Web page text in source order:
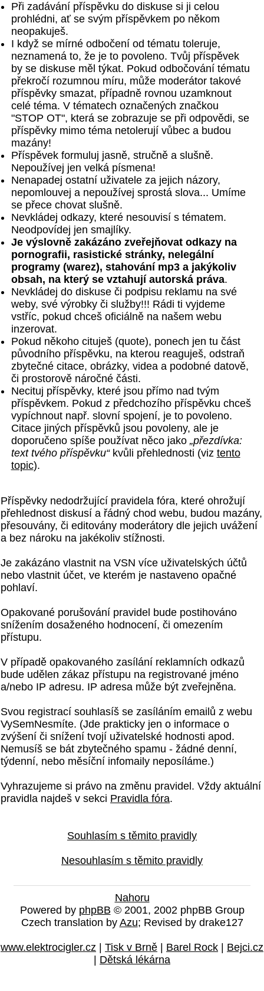
Při zadávání příspěvku do diskuse si ji celou
prohlédni, ať se svým příspěvkem po někom
neopakuješ.
I když se mírné odbočení od tématu toleruje,
neznamená to, že je to povoleno. Tvůj příspěvek
by se diskuse měl týkat. Pokud odbočování tématu
překročí rozumnou míru, může moderátor takové
příspěvky smazat, případně rovnou uzamknout
celé téma. V tématech označených značkou
"STOP OT", která se zobrazuje se při odpovědi, se
příspěvky mimo téma netolerují vůbec a budou
mazány!
Příspěvek formuluj jasně, stručně a slušně.
Nepoužívej jen velká písmena!
Nenapadej ostatní uživatele za jejich názory,
nepomlouvej a nepoužívej sprostá slova... Umíme
se přece chovat slušně.
Nevkládej odkazy, které nesouvisí s tématem.
Neodpovídej jen smajlíky.
Je výslovně zakázáno zveřejňovat odkazy na
pornografii, rasistické stránky, nelegální
programy (warez), stahování mp3 a jakýkoliv
obsah, na který se vztahují autorská práva.
Nevkládej do diskuse či podpisu reklamu na své
weby, své výrobky či služby!!! Rádi ti vyjdeme
vstříc, pokud chceš oficiálně na našem webu
inzerovat.
Pokud někoho cituješ (quote), ponech jen tu část
původního příspěvku, na kterou reaguješ, odstraň
zbytečné citace, obrázky, videa a podobné datově,
či prostorově náročné části.
Necituj příspěvky, které jsou přímo nad tvým
příspěvkem. Pokud z předchozího příspěvku chceš
vypíchnout např. slovní spojení, je to povoleno.
Citace jiných příspěvků jsou povoleny, ale je
doporučeno spíše používat něco jako „přezdívka:
text tvého příspěvku“kvůli přehlednosti (viz tento
topic).
Příspěvky nedodržující pravidela fóra, které ohrožují
přehlednost diskusí a řádný chod webu, budou mazány,
přesouvány, či editovány moderátory dle jejich uvážení
a bez nároku na jakékoliv stížnosti.
Je zakázáno vlastnit na VSN více uživatelských účtů
nebo vlastnit účet, ve kterém je nastaveno opačné
pohlaví.
Opakované porušování pravidel bude postihováno
snížením dosaženého hodnocení, či omezením
přístupu.
V případě opakovaného zasílání reklamních odkazů
bude udělen zákaz přístupu na registrované jméno
a/nebo IP adresu. IP adresa může být zveřejněna.
Svou registrací souhlasíš se zasíláním emailů z webu
VySemNesmíte. (Jde prakticky jen o informace o
zvýšení či snížení tvojí uživatelské hodnosti apod.
Nemusíš se bát zbytečného spamu - žádné denní,
týdenní, nebo měsíční infomaily neposíláme.)
Vyhrazujeme si právo na změnu pravidel. Vždy aktuální
pravidla najdeš v sekci Pravidla fóra.
Souhlasím s těmito pravidly
Nesouhlasím s těmito pravidly
Nahoru
Powered by phpBB © 2001, 2002 phpBB Group
Czech translation by Azu; Revised by drake127
www.elektrocigler.cz | Tisk v Brně | Barel Rock | Bejci.cz
| Dětská lékárna